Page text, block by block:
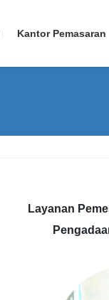
Kantor Pemasaran
Layanan